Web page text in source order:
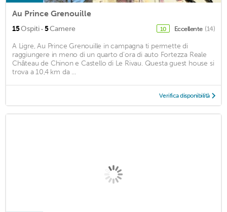
Au Prince Grenouille
15Ospiti · 5Camere 10 Eccellente (14)
A Ligre, Au Prince Grenouille in campagna ti permette di
raggiungere in meno di un quarto d'ora di auto Fortezza Reale
Château de Chinon e Castello di Le Rivau. Questa guest house si
trova a 10,4 km da ...
Verifica disponibilità